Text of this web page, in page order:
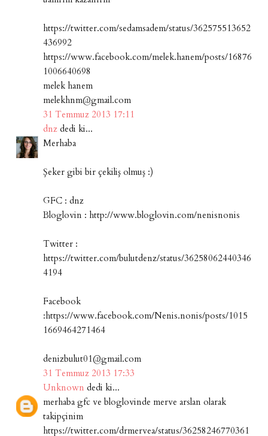
https://twitter.com/sedamsadem/status/362575513652
436992
https://www.facebook.com/melek.hanem/posts/16876
1006640698
melek hanem
melekhnm@gmail.com
31 Temmuz 2013 17:11
dnzdedi ki...
Merhaba
Şeker gibi bir çekiliş olmuş :)
GFC : dnz
Bloglovin : http://www.bloglovin.com/nenisnonis
Twitter :
https://twitter.com/bulutdenz/status/36258062440346
4194
Facebook
:https://www.facebook.com/Nenis.nonis/posts/1015
1669464271464
denizbulut01@gmail.com
31 Temmuz 2013 17:33
Unknown dedi ki...
merhaba gfc ve bloglovinde merve arslan olarak
takipçinim
https://twitter.com/drmervea/status/36258246770361